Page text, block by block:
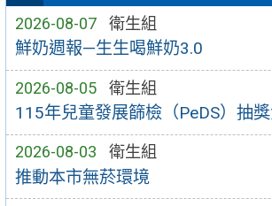
2026-08-07 衛生組
鮮奶週報—生生喝鮮奶3.0
2026-08-05 衛生組
115年兒童發展篩檢（PeDS）抽
2026-08-03 衛生組
推動本市無菸環境